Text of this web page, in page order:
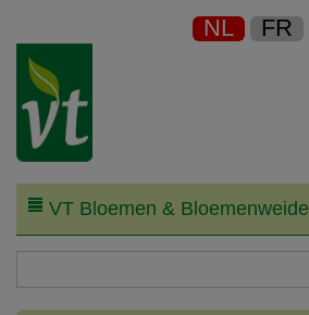
NL FR
VT Bloemen & Bloemenweide